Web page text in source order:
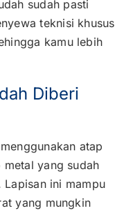
sudah pasti
teknisi khusus
kamu lebih
Diberi
atap
metal yang sudah
ini mampu
yang mungkin